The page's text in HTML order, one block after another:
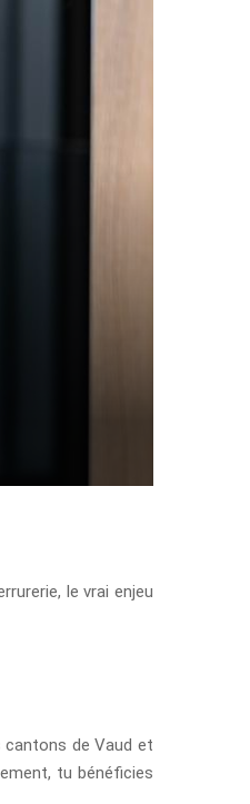
le vrai enjeu
cantons de Vaud et
tu bénéficies